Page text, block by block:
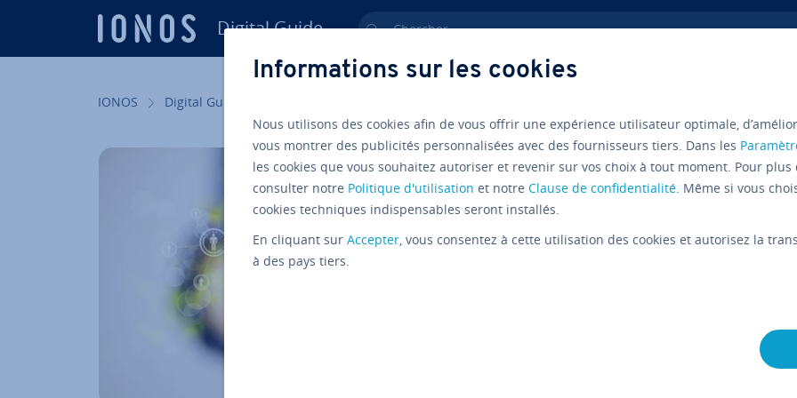
Digital Guide Chercher
IONOS Digital Guide
Com­pa­ra­tif Wordpress
Informations sur les cookies
Nous utilisons des cookies afin de vous offrir une expérience utilisateur optimale,
vous montrer des publicités personnalisées avec des fournisseurs tiers. Dans les
les cookies que vous souhaitez autoriser et revenir sur vos choix à tout moment. Pour
consulter notre Politique d'utilisation et notre Clause de confidentialité. Même si vous
cookies techniques indispensables seront installés.
En cliquant sur Accepter, vous consentez à cette utilisation des cookies et autorisez la
à des pays tiers.